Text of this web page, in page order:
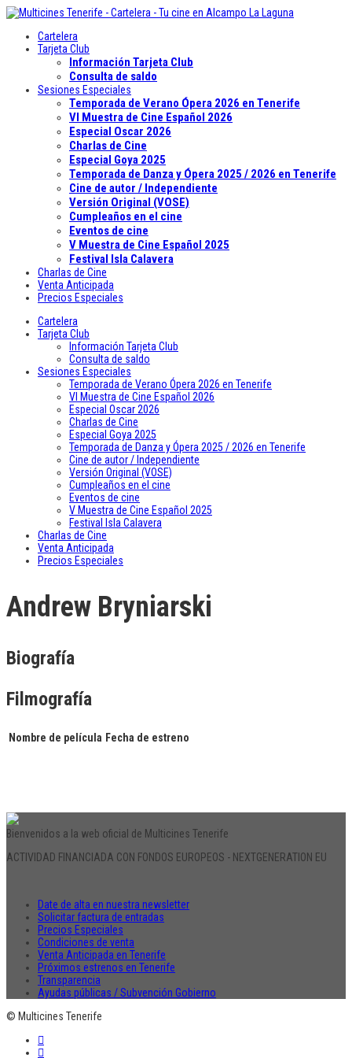
Cartelera
Tarjeta Club
Información Tarjeta Club
Consulta de saldo
Sesiones Especiales
Temporada de Verano Ópera 2026 en Tenerife
VI Muestra de Cine Español 2026
Especial Oscar 2026
Charlas de Cine
Especial Goya 2025
Temporada de Danza y Ópera 2025 / 2026 en Tenerife
Cine de autor / Independiente
Versión Original (VOSE)
Cumpleaños en el cine
Eventos de cine
V Muestra de Cine Español 2025
Festival Isla Calavera
Charlas de Cine
Venta Anticipada
Precios Especiales
Cartelera
Tarjeta Club
Información Tarjeta Club
Consulta de saldo
Sesiones Especiales
Temporada de Verano Ópera 2026 en Tenerife
VI Muestra de Cine Español 2026
Especial Oscar 2026
Charlas de Cine
Especial Goya 2025
Temporada de Danza y Ópera 2025 / 2026 en Tenerife
Cine de autor / Independiente
Versión Original (VOSE)
Cumpleaños en el cine
Eventos de cine
V Muestra de Cine Español 2025
Festival Isla Calavera
Charlas de Cine
Venta Anticipada
Precios Especiales
Andrew Bryniarski
Biografía
Filmografía
Nombre de película Fecha de estreno
Bienvenidos a la web oficial de Multicines Tenerife
ACTIVIDAD FINANCIADA CON FONDOS EUROPEOS - NEXTGENERATION EU
Date de alta en nuestra newsletter
Solicitar factura de entradas
Precios Especiales
Condiciones de venta
Venta Anticipada en Tenerife
Próximos estrenos en Tenerife
Transparencia
Ayudas públicas / Subvención Gobierno
© Multicines Tenerife